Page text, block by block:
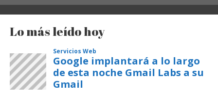
Lo más leído hoy